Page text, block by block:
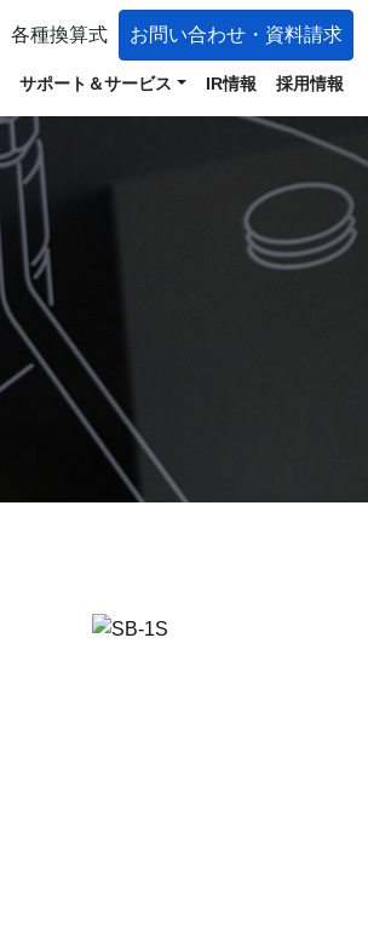
各種換算式 お問い合わせ・資料請求
サポート＆サービス IR情報 採用情報